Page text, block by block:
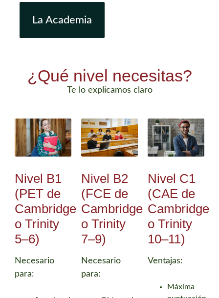
La Academia
¿Qué nivel necesitas?
Te lo explicamos claro
Nivel B1
(PET de
Cambridge
o Trinity
5–6)
Necesario
para:
Nivel B2
(FCE de
Cambridge
o Trinity
7–9)
Necesario
para:
Nivel C1
(CAE de
Cambridge
o Trinity
10–11)
Ventajas:
Máxima